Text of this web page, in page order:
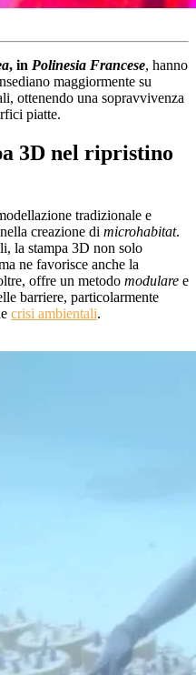
, in Polinesia Francese, hanno
maggiormente su
ottenendo una sopravvivenza
piatte.
3D nel ripristino
tradizionale e
nella creazione di microhabitat.
la stampa 3D non solo
ne favorisce anche la
offre un metodo modulare e
barriere, particolarmente
crisi ambientali.